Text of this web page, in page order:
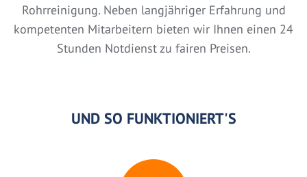
Rohrreinigung. Neben langjähriger Erfahrung und
kompetenten Mitarbeitern bieten wir Ihnen einen 24
Stunden Notdienst zu fairen Preisen.
UND SO FUNKTIONIERT'S